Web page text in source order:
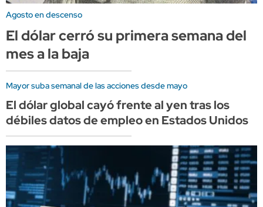
Agosto en descenso
El dólar cerró su primera semana del
mes a la baja
Mayor suba semanal de las acciones desde mayo
El dólar global cayó frente al yen tras los
débiles datos de empleo en Estados Unidos